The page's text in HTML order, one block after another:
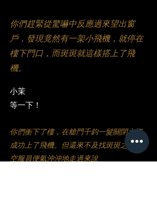
你們趕緊從驚嚇中反應過來望出窗
戶，發現竟然有一架小飛機，就停在
樓下門口，而斑斑就這樣搭上了飛
機。
小茉
等一下！
你們衝下了樓，在艙門千鈞一髮關閉之際
成功上了飛機。但還來不及找斑斑之際，
空服員便氣沖沖地走過來說